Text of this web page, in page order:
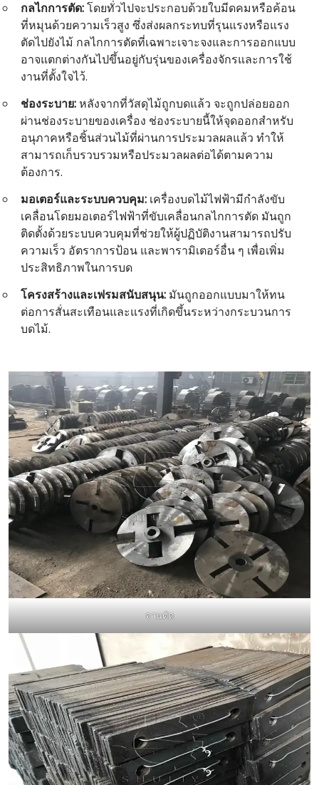
กลไกการตัด:โดยทั่วไปจะประกอบด้วยใบมีดคมหรือค้อน
ที่หมุนด้วยความเร็วสูง ซึ่งส่งผลกระทบที่รุนแรงหรือแรง
ตัดไปยังไม้ กลไกการตัดที่เฉพาะเจาะจงและการออกแบบ
อาจแตกต่างกันไปขึ้นอยู่กับรุ่นของเครื่องจักรและการใช้
งานที่ตั้งใจไว้.
ช่องระบาย:หลังจากที่วัสดุไม้ถูกบดแล้ว จะถูกปล่อยออก
ผ่านช่องระบายของเครื่อง ช่องระบายนี้ให้จุดออกสำหรับ
อนุภาคหรือชิ้นส่วนไม้ที่ผ่านการประมวลผลแล้ว ทำให้
สามารถเก็บรวบรวมหรือประมวลผลต่อได้ตามความ
ต้องการ.
มอเตอร์และระบบควบคุม: เครื่องบดไม้ไฟฟ้ามีกำลังขับ
เคลื่อนโดยมอเตอร์ไฟฟ้าที่ขับเคลื่อนกลไกการตัด มันถูก
ติดตั้งด้วยระบบควบคุมที่ช่วยให้ผู้ปฏิบัติงานสามารถปรับ
ความเร็ว อัตราการป้อน และพารามิเตอร์อื่น ๆ เพื่อเพิ่ม
ประสิทธิภาพในการบด
โครงสร้างและเฟรมสนับสนุน: มันถูกออกแบบมาให้ทน
ต่อการสั่นสะเทือนและแรงที่เกิดขึ้นระหว่างกระบวนการ
บดไม้.
จานตัด